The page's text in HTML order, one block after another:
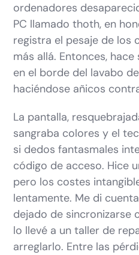
ordenadores
PC llamado thoth, en
registra el pesaje de los
más allá. Entonces,
en el borde del lavabo
haciéndose añicos
La pantalla,
sangraba colores y el
si dedos fantasmales
código de acceso. Hice
pero los costes
lentamente. Me di
dejado de sincronizarse
lo llevé a un taller de
arreglarlo. Entre las